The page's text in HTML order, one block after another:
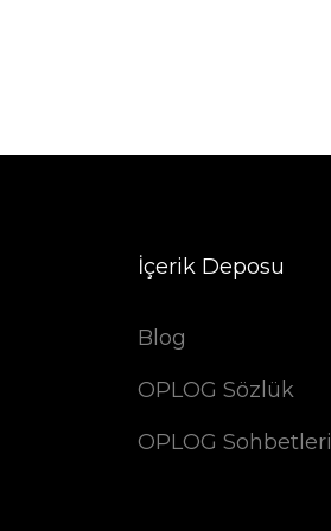
İçerik Deposu
Blog
OPLOG Sözlük
OPLOG Sohbetleri